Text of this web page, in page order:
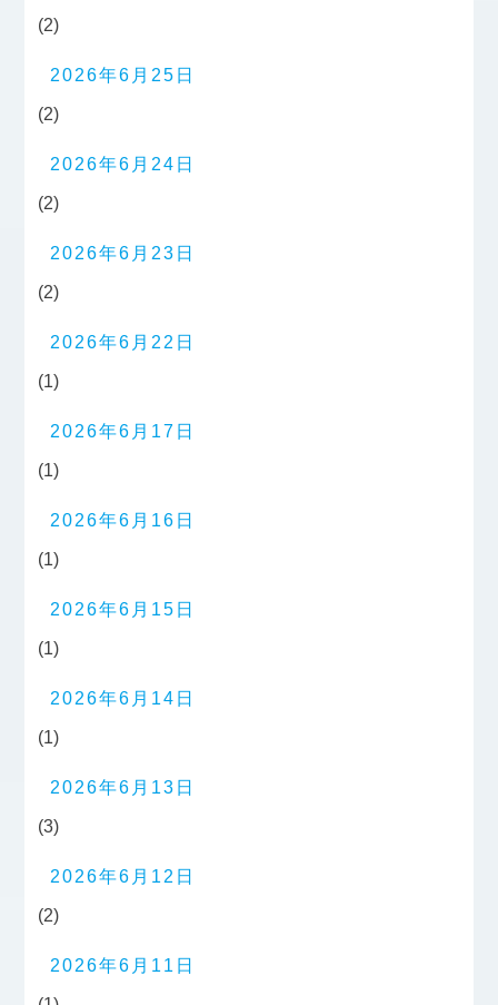
(2)
2026年6月25日
(2)
2026年6月24日
(2)
2026年6月23日
(2)
2026年6月22日
(1)
2026年6月17日
(1)
2026年6月16日
(1)
2026年6月15日
(1)
2026年6月14日
(1)
2026年6月13日
(3)
2026年6月12日
(2)
2026年6月11日